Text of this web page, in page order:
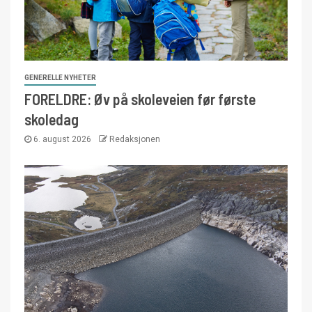
GENERELLE NYHETER
FORELDRE: Øv på skoleveien før første
skoledag
6. august 2026 Redaksjonen